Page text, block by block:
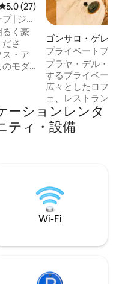
ビュー27件、5つ星中5.0つ
5.0 (27)
| ジム
く豪
さ
・ア
のモダ
オル、
、リゾ
ってい
ゴンサロ・ゲレー
ン・アパート
プライベートプラ
番街まで数歩
プラヤ・デル・カ
するプライベート
広々としたロフト
ェ、レストラン、
す。プラヤが提
に最適な場所で
クスできる空間もありま
的な海の景色を備
へのアクセスをご
の旅はここから始
ーションレンタ
ティ・設備
Wi-Fi